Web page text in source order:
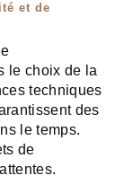
et de
le choix de la
techniques
des
le temps.
de